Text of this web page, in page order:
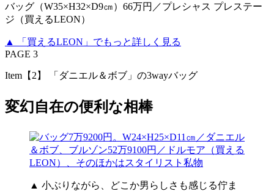
バッグ（W35×H32×D9㎝）66万円／プレシャス プレステー
ジ（買えるLEON）
▲ 「買えるLEON」でもっと詳しく見る
PAGE 3
Item【2】 「ダニエル＆ボブ」の3wayバッグ
変幻自在の便利な相棒
▲ 小ぶりながら、どこか男らしさも感じる佇ま